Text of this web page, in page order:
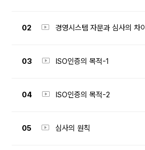
02 경영시스템 자문과 심사의 차이
03 ISO인증의 목적-1
04 ISO인증의 목적-2
05 심사의 원칙